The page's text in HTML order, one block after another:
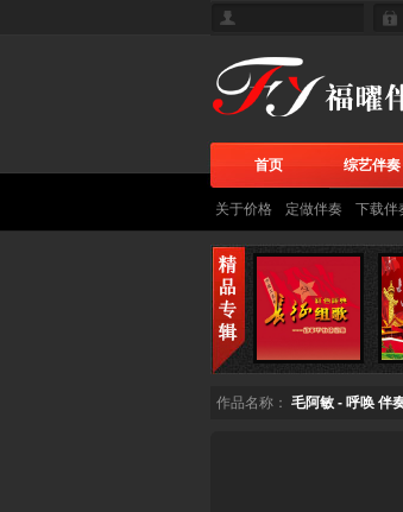
首页 综艺伴奏
关于价格 定做伴奏 下载伴
作品名称： 毛阿敏 - 呼唤 伴